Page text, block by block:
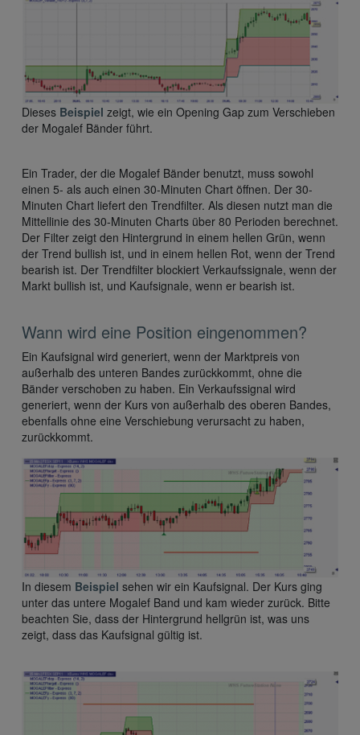
Dieses Beispiel zeigt, wie ein Opening Gap zum Verschieben
der Mogalef Bänder führt.
Ein Trader, der die Mogalef Bänder benutzt, muss sowohl
einen 5- als auch einen 30-Minuten Chart öffnen. Der 30-
Minuten Chart liefert den Trendfilter. Als diesen nutzt man die
Mittellinie des 30-Minuten Charts über 80 Perioden berechnet.
Der Filter zeigt den Hintergrund in einem hellen Grün, wenn
der Trend bullish ist, und in einem hellen Rot, wenn der Trend
bearish ist. Der Trendfilter blockiert Verkaufssignale, wenn der
Markt bullish ist, und Kaufsignale, wenn er bearish ist.
Wann wird eine Position eingenommen?
Ein Kaufsignal wird generiert, wenn der Marktpreis von
außerhalb des unteren Bandes zurückkommt, ohne die
Bänder verschoben zu haben. Ein Verkaufssignal wird
generiert, wenn der Kurs von außerhalb des oberen Bandes,
ebenfalls ohne eine Verschiebung verursacht zu haben,
zurückkommt.
In diesem Beispiel sehen wir ein Kaufsignal. Der Kurs ging
unter das untere Mogalef Band und kam wieder zurück. Bitte
beachten Sie, dass der Hintergrund hellgrün ist, was uns
zeigt, dass das Kaufsignal gültig ist.